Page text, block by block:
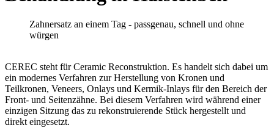
Zahnersatz an einem Tag - passgenau, schnell und ohne
würgen
CEREC steht für Ceramic Reconstruktion. Es handelt sich dabei um
ein modernes Verfahren zur Herstellung von Kronen und
Teilkronen, Veneers, Onlays und Kermik-Inlays für den Bereich der
Front- und Seitenzähne. Bei diesem Verfahren wird während einer
einzigen Sitzung das zu rekonstruierende Stück hergestellt und
direkt eingesetzt.